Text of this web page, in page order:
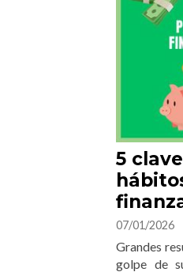
5
07/01/2026
Grandes
golpe de